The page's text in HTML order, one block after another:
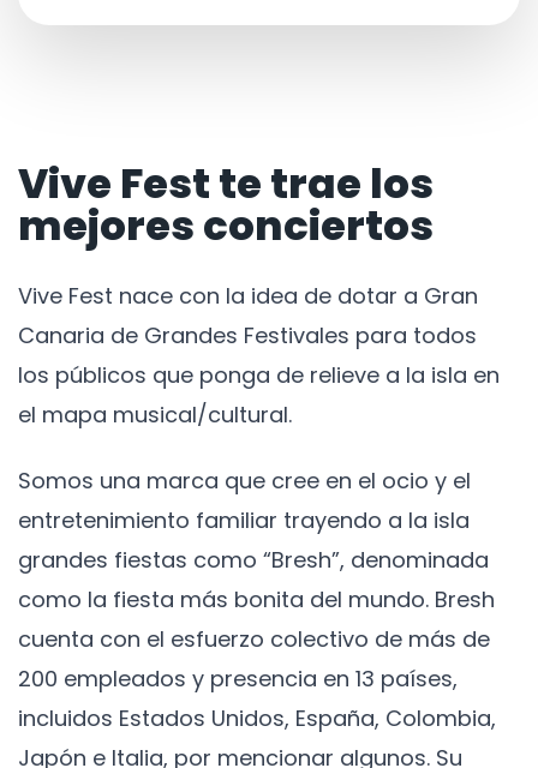
Vive Fest te trae los
mejores conciertos
Vive Fest nace con la idea de dotar a Gran
Canaria de Grandes Festivales para todos
los públicos que ponga de relieve a la isla en
el mapa musical/cultural.
Somos una marca que cree en el ocio y el
entretenimiento familiar trayendo a la isla
grandes fiestas como “Bresh”, denominada
como la fiesta más bonita del mundo. Bresh
cuenta con el esfuerzo colectivo de más de
200 empleados y presencia en 13 países,
incluidos Estados Unidos, España, Colombia,
Japón e Italia, por mencionar algunos. Su